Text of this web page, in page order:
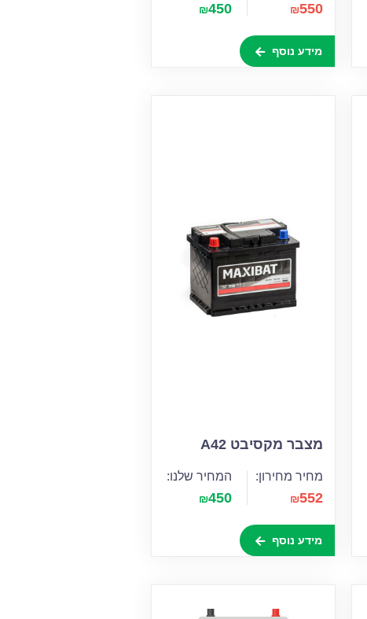
₪550
₪450
מידע נוסף
מצבר מקסיבט A42
מחיר מחירון:
₪552
המחיר שלנו:
₪450
מידע נוסף